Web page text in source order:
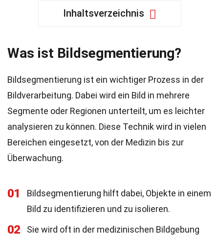
Inhaltsverzeichnis
Was ist Bildsegmentierung?
Bildsegmentierung ist ein wichtiger Prozess in der
Bildverarbeitung. Dabei wird ein Bild in mehrere
Segmente oder Regionen unterteilt, um es leichter
analysieren zu können. Diese Technik wird in vielen
Bereichen eingesetzt, von der Medizin bis zur
Überwachung.
01
Bildsegmentierung hilft dabei, Objekte in einem
Bild zu identifizieren und zu isolieren.
02
Sie wird oft in der medizinischen Bildgebung